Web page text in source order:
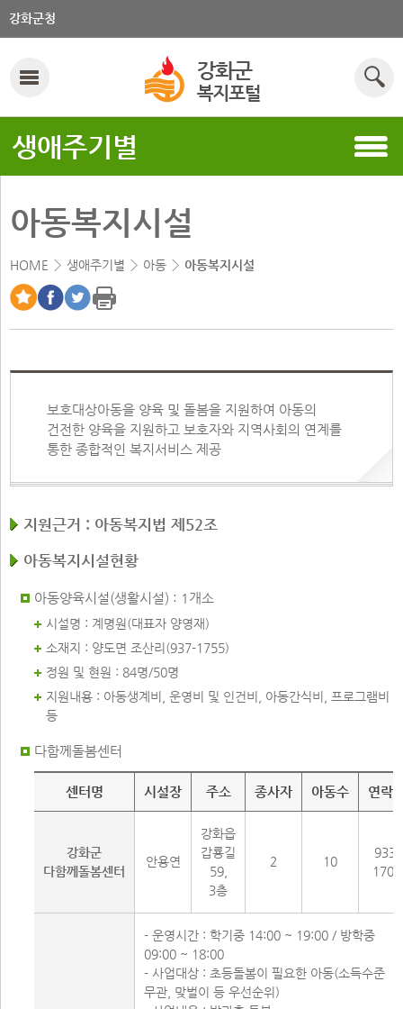
강화군청
생애주기별
아동복지시설
HOME 생애주기별 아동 아동복지시설
보호대상아동을 양육 및 돌봄을 지원하여 아동의
건전한 양육을 지원하고 보호자와 지역사회의 연계를
통한 종합적인 복지서비스 제공
지원근거 : 아동복지법 제52조
아동복지시설현황
아동양육시설(생활시설) : 1개소
시설명 : 계명원(대표자 양영재)
소재지 : 양도면 조산리(937-1755)
정원 및 현원 : 84명/50명
지원내용 : 아동생계비, 운영비 및 인건비, 아동간식비, 프로그램비
등
다함께돌봄센터
센터명 시설장 주소 종사자 아동수 연락
강화군
다함께돌봄센터
안용연
강화읍
갑룡길
59,
3층
2 10
933-
1709
- 운영시간 : 학기중 14:00 ~ 19:00 / 방학중
09:00 ~ 18:00
- 사업대상 : 초등돌봄이 필요한 아동(소득수준
무관, 맞벌이 등 우선순위)